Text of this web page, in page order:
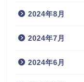
2024年8月
2024年7月
2024年6月